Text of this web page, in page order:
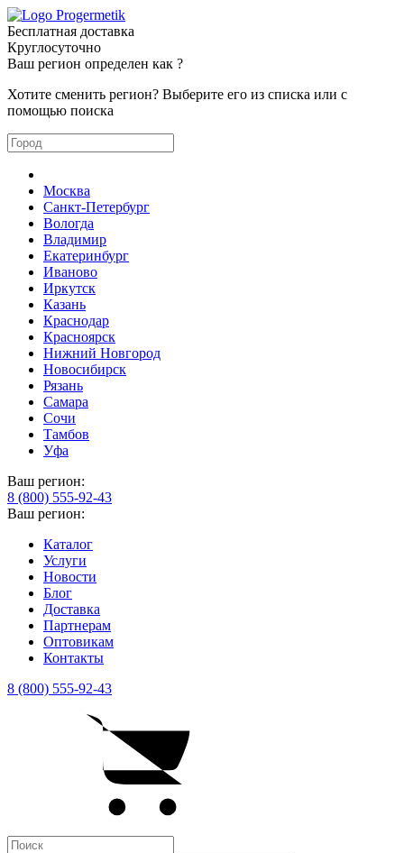
Бесплатная доставка
Круглосуточно
Ваш регион определен как ?
Хотите сменить регион? Выберите его из списка или с
помощью поиска
Москва
Санкт-Петербург
Вологда
Владимир
Екатеринбург
Иваново
Иркутск
Казань
Краснодар
Красноярск
Нижний Новгород
Новосибирск
Рязань
Самара
Сочи
Тамбов
Уфа
Ваш регион:
8 (800) 555-92-43
Ваш регион:
Каталог
Услуги
Новости
Блог
Доставка
Партнерам
Оптовикам
Контакты
8 (800) 555-92-43